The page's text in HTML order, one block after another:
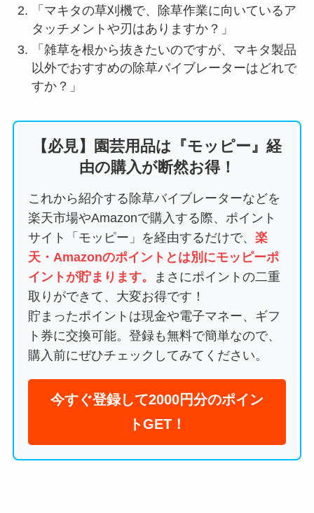
「マキタの草刈機で、除草作業に向いているア
タッチメントや刃はありますか？」
「雑草を根から抜きたいのですが、マキタ製品
以外でおすすめの除草バイブレーターはどれで
すか？」
【必見】園芸用品は『モッピー』経
由の購入が断然お得！
これから紹介する除草バイブレーターなどを
楽天市場やAmazonで購入する際、ポイント
サイト「モッピー」を経由するだけで、 楽
天・Amazonのポイントとは別にモッピーポ
イントが貯まります。
まさにポイントの二重
取りができて、大変お得です！
貯まったポイントは現金や電子マネー、ギフ
ト券に交換可能。登録も無料で簡単なので、
購入前にぜひチェックしてみてください。
今すぐ登録して2000円分のポイン
トGET！